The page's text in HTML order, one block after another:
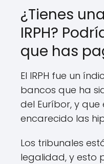
¿Tienes
IRPH?
que has
El IRPH fue un
bancos que ha
del Euríbor, y
encarecido las
Los tribunales
legalidad, y esto